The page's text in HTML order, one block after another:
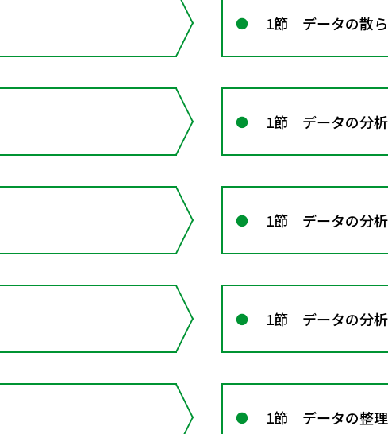
1節 データの散
1節 データの分析
1節 データの分析
1節 データの分析
1節 データの整